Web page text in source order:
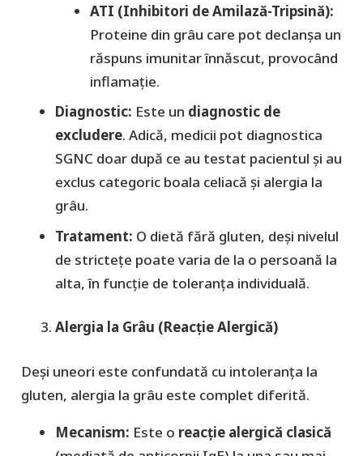
ATI (Inhibitori de Amilază-Tripsină):
Proteine din grâu care pot declanșa un
răspuns imunitar înnăscut, provocând
inflamație.
Diagnostic: Este un diagnostic de
excludere. Adică, medicii pot diagnostica
SGNC doar după ce au testat pacientul și au
exclus categoric boala celiacă și alergia la
grâu.
Tratament: O dietă fără gluten, deși nivelul
de strictețe poate varia de la o persoană la
alta, în funcție de toleranța individuală.
Alergia la Grâu (Reacție Alergică)
​Deși uneori este confundată cu intoleranța la
gluten, alergia la grâu este complet diferită.
Mecanism: Este o reacție alergică clasică